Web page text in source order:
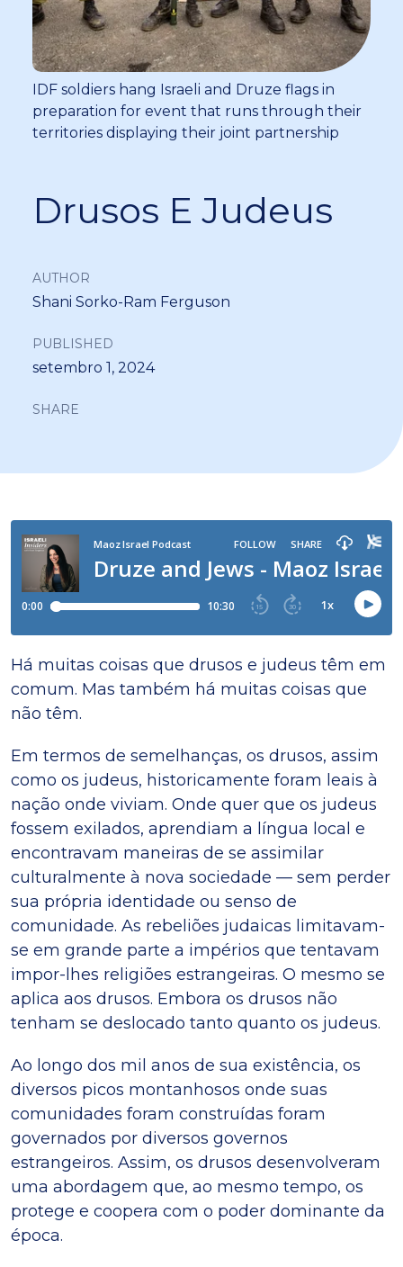
IDF soldiers hang Israeli and Druze flags in
preparation for event that runs through their
territories displaying their joint partnership
Drusos E Judeus
AUTHOR
Shani Sorko-Ram Ferguson
PUBLISHED
setembro 1, 2024
SHARE
Há muitas coisas que drusos e judeus têm em
comum. Mas também há muitas coisas que
não têm.
Em termos de semelhanças, os drusos, assim
como os judeus, historicamente foram leais à
nação onde viviam. Onde quer que os judeus
fossem exilados, aprendiam a língua local e
encontravam maneiras de se assimilar
culturalmente à nova sociedade — sem perder
sua própria identidade ou senso de
comunidade. As rebeliões judaicas limitavam-
se em grande parte a impérios que tentavam
impor-lhes religiões estrangeiras. O mesmo se
aplica aos drusos. Embora os drusos não
tenham se deslocado tanto quanto os judeus.
Ao longo dos mil anos de sua existência, os
diversos picos montanhosos onde suas
comunidades foram construídas foram
governados por diversos governos
estrangeiros. Assim, os drusos desenvolveram
uma abordagem que, ao mesmo tempo, os
protege e coopera com o poder dominante da
época.